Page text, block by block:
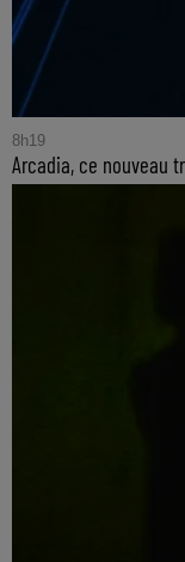
8h19
Arcadia, ce nouveau